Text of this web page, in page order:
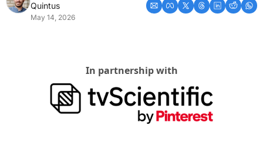
Quintus
May 14, 2026
In partnership with